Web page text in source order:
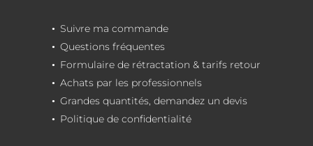
Suivre ma commande
Questions fréquentes
Formulaire de rétractation & tarifs retour
Achats par les professionnels
Grandes quantités, demandez un devis
Politique de confidentialité